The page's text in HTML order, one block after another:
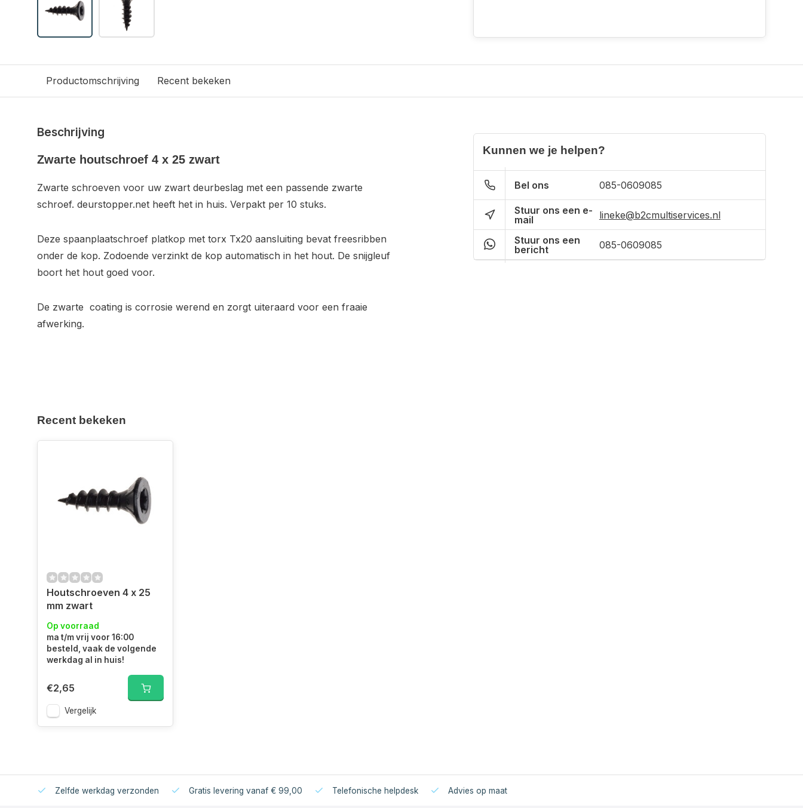
Productomschrijving Recent bekeken
Beschrijving
Zwarte houtschroef 4 x 25 zwart
Zwarte schroeven voor uw zwart deurbeslag met een passende zwarte
schroef. deurstopper.net heeft het in huis. Verpakt per 10 stuks.
Deze spaanplaatschroef platkop met torx Tx20 aansluiting bevat freesribben
onder de kop. Zodoende verzinkt de kop automatisch in het hout. De snijgleuf
boort het hout goed voor.
De zwarte coating is corrosie werend en zorgt uiteraard voor een fraaie
afwerking.
Kunnen we je helpen?
Bel ons 085-0609085
Stuur ons een e-
mail
lineke@b2cmultiservices.nl
Stuur ons een
bericht
085-0609085
Recent bekeken
Houtschroeven 4 x 25
mm zwart
Op voorraad
ma t/m vrij voor 16:00
besteld, vaak de volgende
werkdag al in huis!
€2,65
Vergelijk
Zelfde werkdag verzonden Gratis levering vanaf € 99,00 Telefonische helpdesk Advies op maat